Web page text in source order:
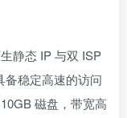
静态 IP 与双 ISP
备稳定高速的访问
磁盘，带宽高